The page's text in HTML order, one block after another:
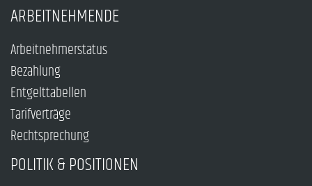
ARBEITNEHMENDE
Arbeitnehmerstatus
Bezahlung
Entgelttabellen
Tarifverträge
Rechtsprechung
POLITIK & POSITIONEN